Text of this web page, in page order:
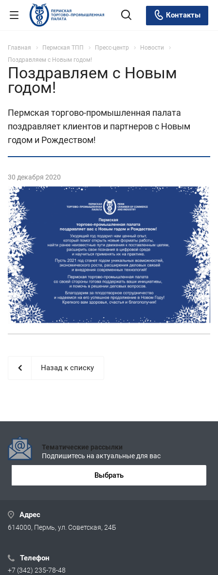
Контакты
Главная Пермская ТПП Пресс-центр
Новости
Поздравляем с Новым годом!
Поздравляем с Новым
годом!
Пермская торгово-промышленная палата
поздравляет клиентов и партнеров с Новым
годом и Рождеством!
30 декабря 2020
Назад к списку
Тематические рассылки
Подпишитесь на актуальные для вас
Выбрать
Адрес
614000, Пермь, ул. Советская, 24Б
Телефон
+7 (342) 235-78-48